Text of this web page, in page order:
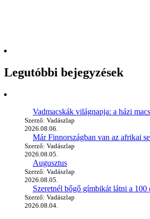
Legutóbbi bejegyzések
Vadmacskák világnapja: a házi
Szerző: Vadászlap
2026.08.06.
Már Finnországban van az afrikai
Szerző: Vadászlap
2026.08.05.
Augusztus
Szerző: Vadászlap
2026.08.05.
Szeretnél bőgő gímbikát látni a 100
Szerző: Vadászlap
2026.08.04.